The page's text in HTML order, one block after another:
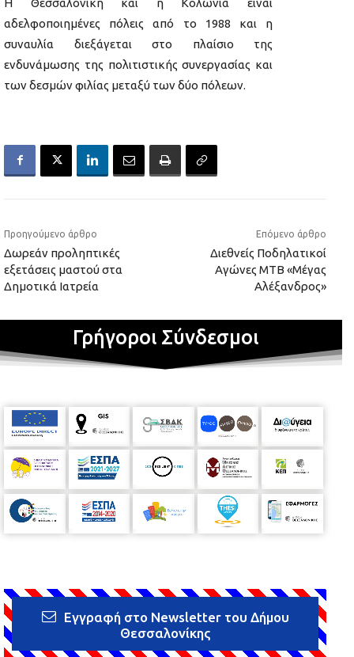
αδελφοποιημένες πόλεις από το 1988 και η
συναυλία διεξάγεται στο πλαίσιο της
ενδυνάμωσης της πολιτιστικής συνεργασίας και
των δεσμών φιλίας μεταξύ των δύο πόλεων.
Προηγούμενο άρθρο
Δωρεάν προληπτικές
εξετάσεις μαστού στα
Δημοτικά Ιατρεία
Επόμενο άρθρο
Διεθνείς Ποδηλατικοί
Αγώνες ΜΤΒ «Μέγας
Αλέξανδρος»
Γρήγοροι Σύνδεσμοι
Εγγραφή στο Newsletter του Δήμου
Θεσσαλονίκης